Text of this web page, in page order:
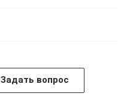
Задать вопрос